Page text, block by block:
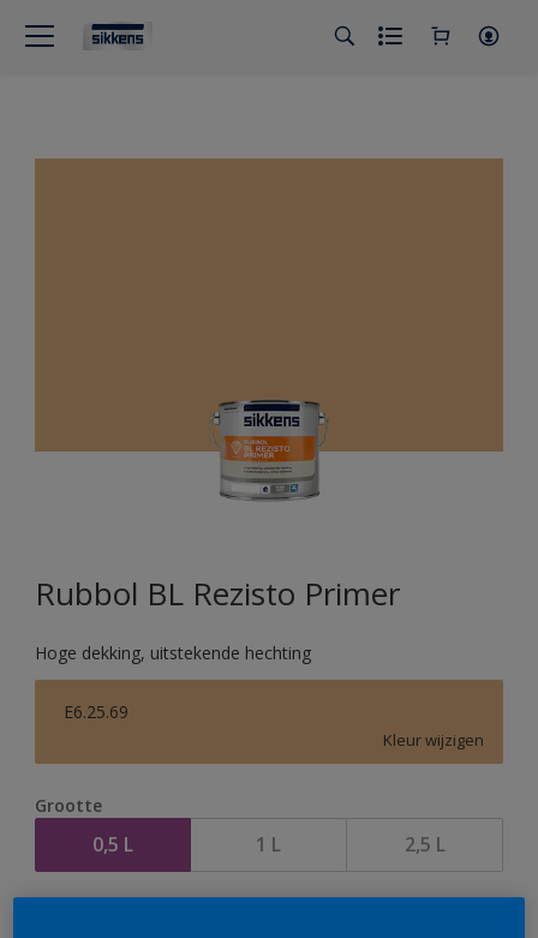
Rubbol BL Rezisto Primer
Hoge dekking, uitstekende hechting
E6.25.69
Kleur wijzigen
Grootte
0,5 L 1 L 2,5 L